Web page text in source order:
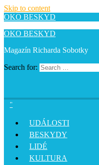
Skip to content
OKO BESKYD
OKO BESKYD
Magazín Richarda Sobotky
Search for:
UDÁLOSTI
BESKYDY
LIDÉ
KULTURA